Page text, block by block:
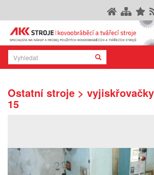
Ostatní stroje >
15